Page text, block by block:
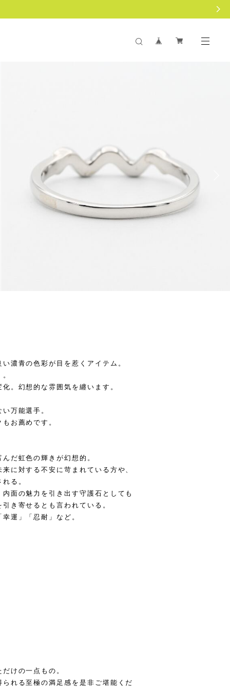
濃青の色彩が目を惹くアイテム。
。幻想的な雰囲気を纏います。
万能選手。
お薦めです。
だ虹色の輝きが幻想的。
に対する不安に苛まれている方や、
る。
面の魅力を引き出す守護石としても
き寄せるとも言われている。
運」「忍耐」など。
けの一点もの。
れる至極の満足感を是非ご堪能くだ